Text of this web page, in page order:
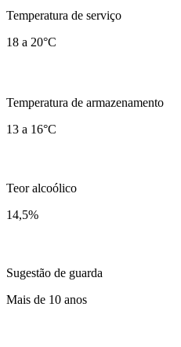
Temperatura de serviço
18 a 20°C
Temperatura de armazenamento
13 a 16°C
Teor alcoólico
14,5%
Sugestão de guarda
Mais de 10 anos